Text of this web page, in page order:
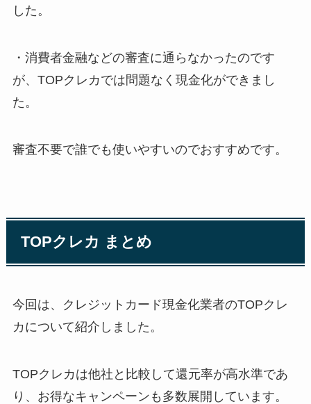
した。
・消費者金融などの審査に通らなかったのです
が、TOPクレカでは問題なく現金化ができまし
た。
審査不要で誰でも使いやすいのでおすすめです。
TOPクレカ まとめ
今回は、クレジットカード現金化業者のTOPクレ
カについて紹介しました。
TOPクレカは他社と比較して還元率が高水準であ
り、お得なキャンペーンも多数展開しています。